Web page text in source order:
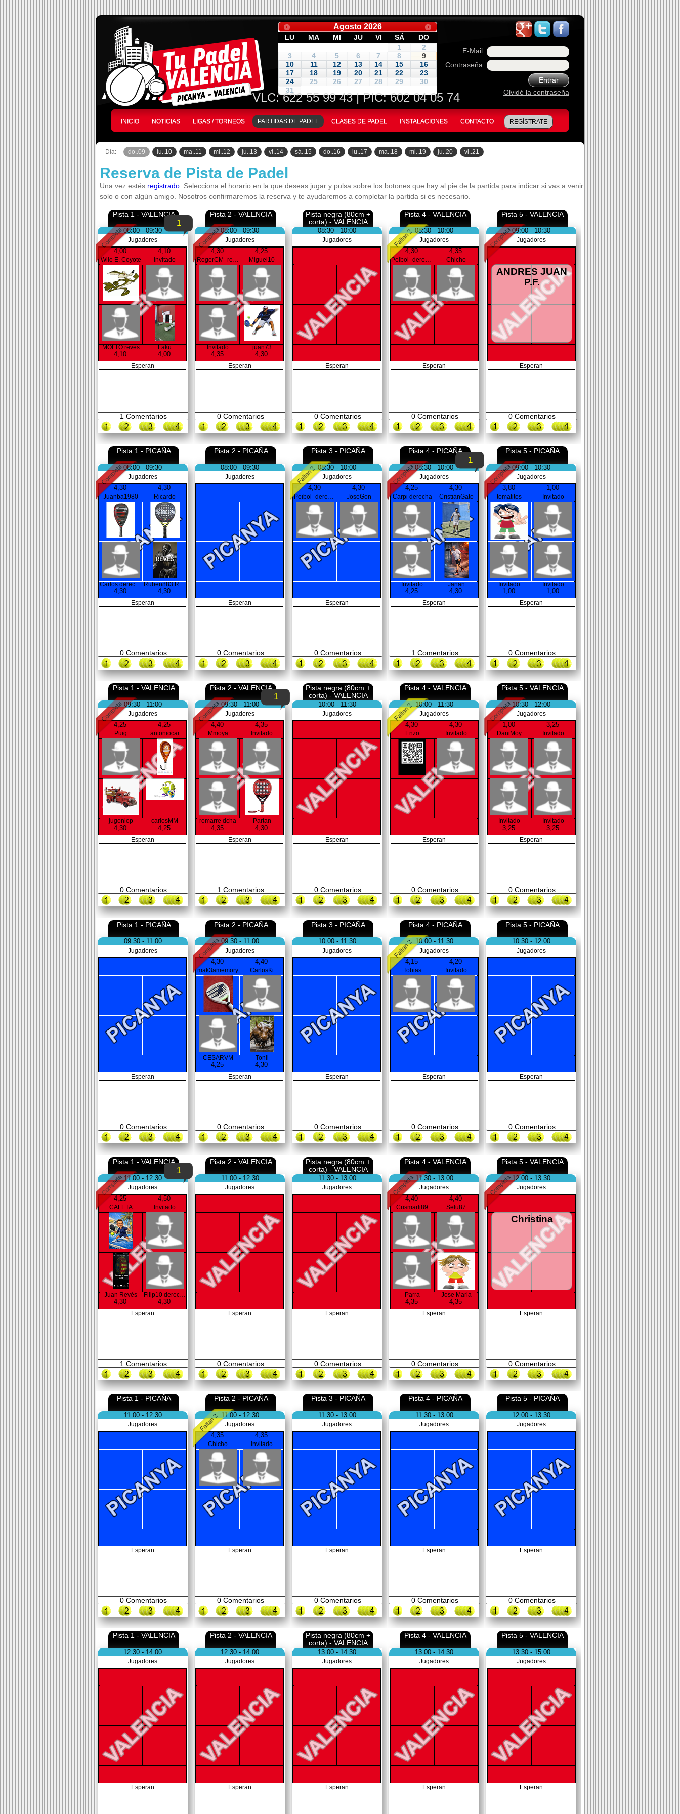
Agosto 2026
LU MA MI JU VI SÁ
DO
1
2
3
4 5 6 7 8
9
10
11 12 13 14 15
16
17
18 19 20 21 22
23
24
25 26 27 28 29
30
31
VLC:622 55 99 43| PIC: 602 04 05 74
E-Mail:
Contraseña:
Entrar
Olvidé la contraseña
INICIO NOTICIAS LIGAS / TORNEOS PARTIDAS DE PADEL CLASES DE PADEL INSTALACIONES CONTACTO REGÍSTRATE
Día: do..09 lu..10 ma..11 mi..12 ju..13 vi..14 sá..15 do..16 lu..17 ma..18 mi..19 ju..20 vi..21
Reserva de Pista de Padel
Una vez estés registrado . Selecciona el horario en la que deseas jugar y pulsa sobre los botones que hay al pie de la partida para indicar si vas a venir
solo o con algún amigo. Nosotros confirmaremos la reserva y te ayudaremos a completar la partida si es necesario.
Pista 1 - VALENCIA
08:00 - 09:30
Jugadores
4,00
Wile E. Coyote
4,10
Invitado
MOLTO reves
4,10
Faku
4,00
Esperan
1 Comentarios
1
Pista 2 - VALENCIA
08:00 - 09:30
Jugadores
4,30 4,25
Miguel10
Invitado
4,35
juan73
4,30
Esperan
0Comentarios
Pista negra (80cm +
corta) - VALENCIA
08:30 - 10:00
Jugadores
Esperan
0Comentarios
Pista 4 - VALENCIA
08:30 - 10:00
Jugadores
4,30 4,35
Chicho
Esperan
0Comentarios
Pista 5 - VALENCIA
09:00 - 10:30
Jugadores
ANDRES JUAN
P.F.
Esperan
0Comentarios
Pista 1 - PICAÑA
08:00 - 09:30
Jugadores
4,30
Juanba1980
4,30
Ricardo
Carlos derecha
4,30
Ruben883 REVES
4,30
Esperan
0Comentarios
Pista 2 - PICAÑA
08:00 - 09:30
Jugadores
Esperan
0Comentarios
Pista 3 - PICAÑA
08:30 - 10:00
Jugadores
4,30 4,30
JoseGon
Esperan
0Comentarios
Pista 4 - PICAÑA
08:30 - 10:00
Jugadores
4,25
Carpi derecha
4,30
CristianGato
Invitado
4,25
Janan
4,30
Esperan
1 Comentarios
1
Pista 5 - PICAÑA
09:00 - 10:30
Jugadores
3,80
tomatitos
1,00
Invitado
Invitado
1,00
Invitado
1,00
Esperan
0Comentarios
Pista 1 - VALENCIA
09:30 - 11:00
Jugadores
4,25
Puig
4,25
antoniocar
jugonlop
4,30
carlosMM
4,25
Esperan
0Comentarios
Pista 2 - VALENCIA
09:30 - 11:00
Jugadores
4,40
Mmoya
4,35
Invitado
romarre dcha
4,35
Partan
4,30
Esperan
1 Comentarios
1
Pista negra (80cm +
corta) - VALENCIA
10:00 - 11:30
Jugadores
Esperan
0Comentarios
Pista 4 - VALENCIA
10:00 - 11:30
Jugadores
4,30
Enzo
4,30
Invitado
Esperan
0Comentarios
Pista 5 - VALENCIA
10:30 - 12:00
Jugadores
1,00
DaniMoy
3,25
Invitado
Invitado
3,25
Invitado
3,25
Esperan
0Comentarios
Pista 1 - PICAÑA
09:30 - 11:00
Jugadores
Esperan
0Comentarios
Pista 2 - PICAÑA
09:30 - 11:00
Jugadores
4,30
mak3amemory
4,40
CarlosKi
CESARVM
4,25
Tonii
4,30
Esperan
0Comentarios
Pista 3 - PICAÑA
10:00 - 11:30
Jugadores
Esperan
0Comentarios
Pista 4 - PICAÑA
10:00 - 11:30
Jugadores
4,15
Tobias
4,20
Invitado
Esperan
0Comentarios
Pista 5 - PICAÑA
10:30 - 12:00
Jugadores
Esperan
0Comentarios
Pista 1 - VALENCIA
11:00 - 12:30
Jugadores
4,25
CALETA
4,50
Invitado
Juan Revés
4,30
Filip10 derecha
4,30
Esperan
1 Comentarios
1
Pista 2 - VALENCIA
11:00 - 12:30
Jugadores
Esperan
0Comentarios
Pista negra (80cm +
corta) - VALENCIA
11:30 - 13:00
Jugadores
Esperan
0Comentarios
Pista 4 - VALENCIA
11:30 - 13:00
Jugadores
4,40
Crismarli89
4,40
Selu87
Parra
4,35
Jose Maria
4,35
Esperan
0Comentarios
Pista 5 - VALENCIA
12:00 - 13:30
Jugadores
Christina
Esperan
0Comentarios
Pista 1 - PICAÑA
11:00 - 12:30
Jugadores
Esperan
0Comentarios
Pista 2 - PICAÑA
11:00 - 12:30
Jugadores
4,35
Chicho
4,35
Invitado
Esperan
0Comentarios
Pista 3 - PICAÑA
11:30 - 13:00
Jugadores
Esperan
0Comentarios
Pista 4 - PICAÑA
11:30 - 13:00
Jugadores
Esperan
0Comentarios
Pista 5 - PICAÑA
12:00 - 13:30
Jugadores
Esperan
0Comentarios
Pista 1 - VALENCIA
12:30 - 14:00
Jugadores
Esperan
Pista 2 - VALENCIA
12:30 - 14:00
Jugadores
Esperan
Pista negra (80cm +
corta) - VALENCIA
13:00 - 14:30
Jugadores
Esperan
Pista 4 - VALENCIA
13:00 - 14:30
Jugadores
Esperan
Pista 5 - VALENCIA
13:30 - 15:00
Jugadores
Esperan